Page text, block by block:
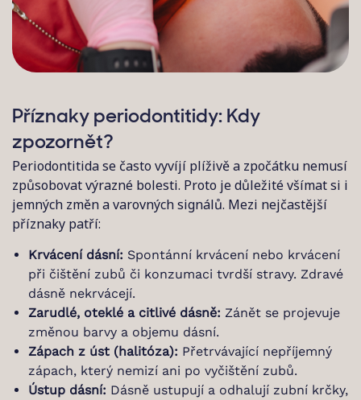
Příznaky periodontitidy: Kdy
zpozornět?
Periodontitida se často vyvíjí plíživě a zpočátku nemusí
způsobovat výrazné bolesti. Proto je důležité všímat si i
jemných změn a varovných signálů. Mezi nejčastější
příznaky patří:
Krvácení dásní: Spontánní krvácení nebo krvácení
při čištění zubů či konzumaci tvrdší stravy. Zdravé
dásně nekrvácejí.
Zarudlé, oteklé a citlivé dásně: Zánět se projevuje
změnou barvy a objemu dásní.
Zápach z úst (halitóza): Přetrvávající nepříjemný
zápach, který nemizí ani po vyčištění zubů.
Ústup dásní: Dásně ustupují a odhalují zubní krčky,